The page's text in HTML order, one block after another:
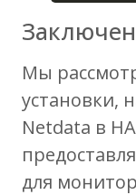
Мы
установки,
Netdata в
для